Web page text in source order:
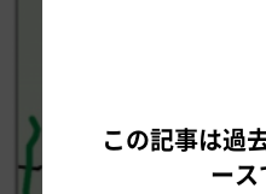
この記事は過
ース